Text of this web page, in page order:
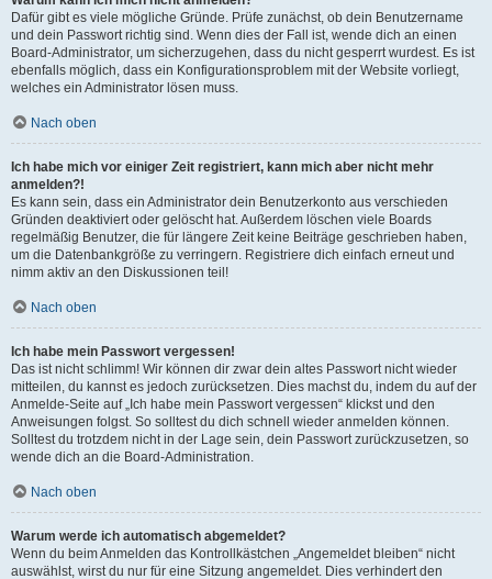
Dafür gibt es viele mögliche Gründe. Prüfe zunächst, ob dein Benutzername
und dein Passwort richtig sind. Wenn dies der Fall ist, wende dich an einen
Board-Administrator, um sicherzugehen, dass du nicht gesperrt wurdest. Es ist
ebenfalls möglich, dass ein Konfigurationsproblem mit der Website vorliegt,
welches ein Administrator lösen muss.
Nach oben
Ich habe mich vor einiger Zeit registriert, kann mich aber nicht mehr
anmelden?!
Es kann sein, dass ein Administrator dein Benutzerkonto aus verschieden
Gründen deaktiviert oder gelöscht hat. Außerdem löschen viele Boards
regelmäßig Benutzer, die für längere Zeit keine Beiträge geschrieben haben,
um die Datenbankgröße zu verringern. Registriere dich einfach erneut und
nimm aktiv an den Diskussionen teil!
Nach oben
Ich habe mein Passwort vergessen!
Das ist nicht schlimm! Wir können dir zwar dein altes Passwort nicht wieder
mitteilen, du kannst es jedoch zurücksetzen. Dies machst du, indem du auf der
Anmelde-Seite auf „Ich habe mein Passwort vergessen“ klickst und den
Anweisungen folgst. So solltest du dich schnell wieder anmelden können.
Solltest du trotzdem nicht in der Lage sein, dein Passwort zurückzusetzen, so
wende dich an die Board-Administration.
Nach oben
Warum werde ich automatisch abgemeldet?
Wenn du beim Anmelden das Kontrollkästchen „Angemeldet bleiben“ nicht
auswählst, wirst du nur für eine Sitzung angemeldet. Dies verhindert den